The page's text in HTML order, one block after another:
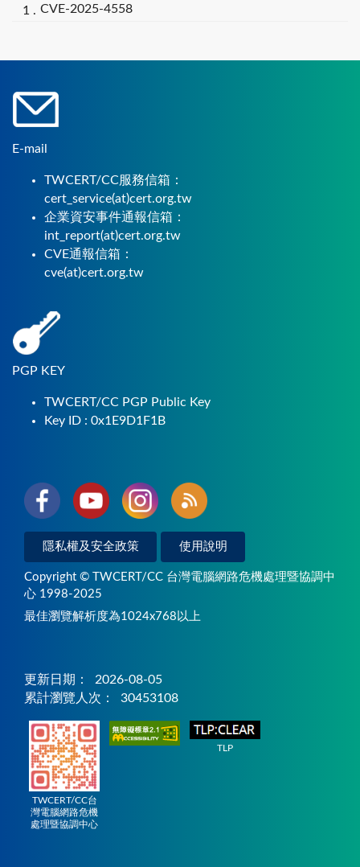
CVE-2025-4558
E-mail
TWCERT/CC服務信箱：
cert_service(at)cert.org.tw
企業資安事件通報信箱：
int_report(at)cert.org.tw
CVE通報信箱：
cve(at)cert.org.tw
PGP KEY
TWCERT/CC PGP Public Key
Key ID : 0x1E9D1F1B
隱私權及安全政策 使用說明
Copyright © TWCERT/CC 台灣電腦網路危機處理暨協調中
心 1998-2025
最佳瀏覽解析度為1024x768以上
更新日期：
2026-08-05
累計瀏覽人次：
30453108
TWCERT/CC台
灣電腦網路危機
處理暨協調中心
TLP